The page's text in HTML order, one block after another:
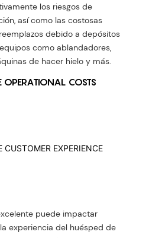
OPERATIONAL COSTS
los riesgos de
así como las costosas
debido a depósitos
como ablandadores,
de hacer hielo y más.
puede impactar
experiencia del huésped de